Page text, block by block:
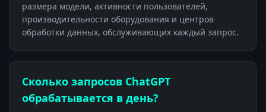
размера модели, активности пользователей,
производительности оборудования и центров
обработки данных, обслуживающих каждый запрос.
Сколько запросов ChatGPT
обрабатывается в день?